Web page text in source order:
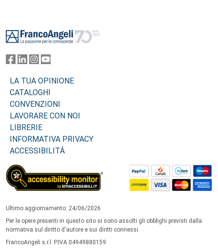
LA TUA OPINIONE
CATALOGHI
CONVENZIONI
LAVORARE CON NOI
LIBRERIE
INFORMATIVA PRIVACY
ACCESSIBILITÁ
Ultimo aggiornamento: 24/06/2026
Per le opere presenti in questo sito si sono assolti gli obblighi previsti dalla
normativa sul diritto d'autore e sui diritti connessi.
FrancoAngeli s.r.l. P.IVA 04949880159